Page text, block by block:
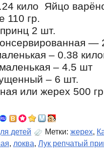
кило Яйцо
110 гр.
2 шт.
—
– 0.38
– 4.5 шт
– 6 шт.
или жерех 500
детей Метки: жерех,
, локва, Лук репчатый